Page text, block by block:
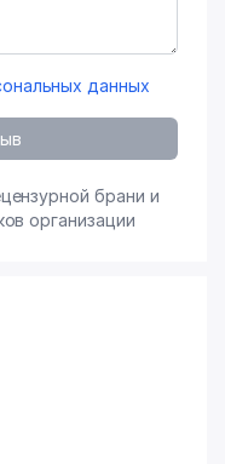
данных
брани и
организации